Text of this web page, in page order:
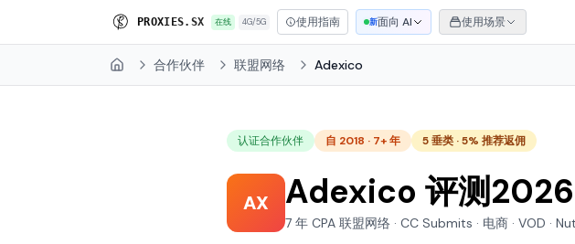
PROXI ES. SX 在线 4G/5G 使用指南 新面向 AI 使用场景
Home 合作伙伴 联盟网络 Adexico
认证合作伙伴 自 2018 · 7+ 年 5 垂类 · 5% 推荐返佣
AX Adexico 评测2026
7 年 CPA 联盟网络 · CC Submits · 电商 · VOD ·